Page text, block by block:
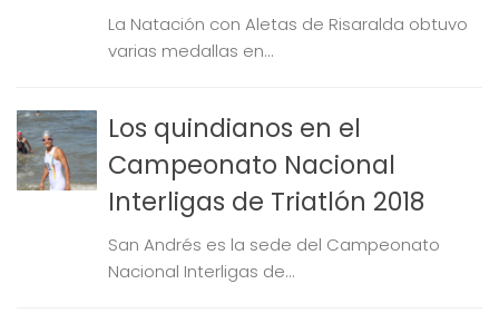
La Natación con Aletas de Risaralda obtuvo
varias medallas en...
Los quindianos en el
Campeonato Nacional
Interligas de Triatlón 2018
San Andrés es la sede del Campeonato
Nacional Interligas de...